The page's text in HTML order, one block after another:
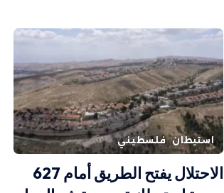
استيطان فلسطيني
الاحتلال يفتح الطريق أمام 627